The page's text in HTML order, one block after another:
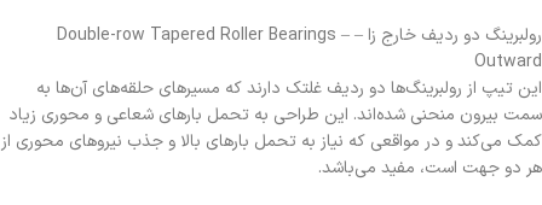
رولبرینگ دو ردیف خارج زا – Double-row Tapered Roller Bearings –
Outward
این تیپ از رولبرینگ‌ها دو ردیف غلتک دارند که مسیرهای حلقه‌های آن‌ها به
سمت بیرون منحنی شده‌اند. این طراحی به تحمل بارهای شعاعی و محوری زیاد
کمک می‌کند و در مواقعی که نیاز به تحمل بارهای بالا و جذب نیروهای محوری از
هر دو جهت است، مفید می‌باشد.